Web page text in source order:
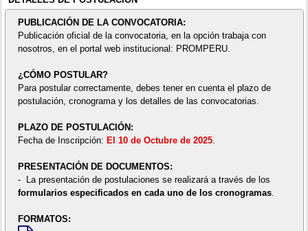
PUBLICACIÓN DE LA CONVOCATORIA:
Publicación oficial de la convocatoria, en la opción trabaja con
nosotros, en el portal web institucional: PROMPERU.
¿CÓMO POSTULAR?
Para postular correctamente, debes tener en cuenta el plazo de
postulación, cronograma y los detalles de las convocatorias.
PLAZO DE POSTULACIÓN:
Fecha de Inscripción: El 10 de Octubre de 2025.
PRESENTACIÓN DE DOCUMENTOS:
- La presentación de postulaciones se realizará a través de los
formularios especificados en cada uno de los cronogramas.
FORMATOS: